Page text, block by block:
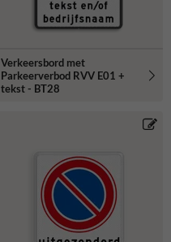
Verkeersbord met
Parkeerverbod RVV E01 +
tekst - BT28